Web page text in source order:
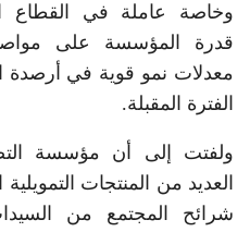
وخاصة عاملة في القطاع
قدرة المؤسسة على
معدلات نمو قوية في أرصدة
الفترة المقبلة.
ولفتت إلى أن مؤسسة
العديد من المنتجات
شرائح المجتمع من